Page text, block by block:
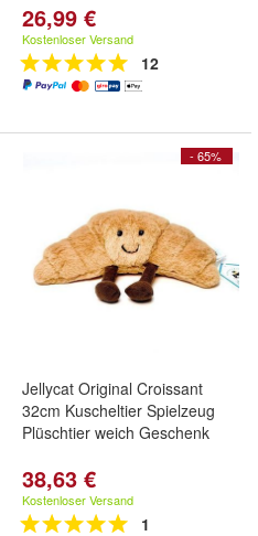
26,99 €
Kostenloser Versand
12
- 65%
Jellycat Original Croissant
32cm Kuscheltier Spielzeug
Plüschtier weich Geschenk
38,63 €
Kostenloser Versand
1